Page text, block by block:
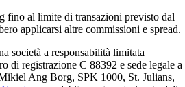
fino al limite di transazioni previsto dal
applicarsi altre commissioni e spread.
società a responsabilità limitata
di registrazione C 88392 e sede legale a
Ang Borg, SPK 1000, St. Julians,